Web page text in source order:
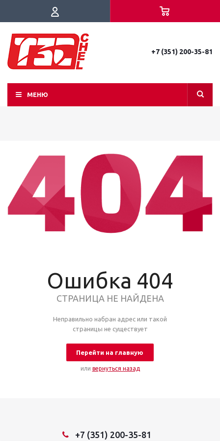
+7 (351) 200-35-81
МЕНЮ
Ошибка 404
СТРАНИЦА НЕ НАЙДЕНА
Неправильно набран адрес или такой
страницы не существует
Перейти на главную
или вернуться назад
+7 (351) 200-35-81